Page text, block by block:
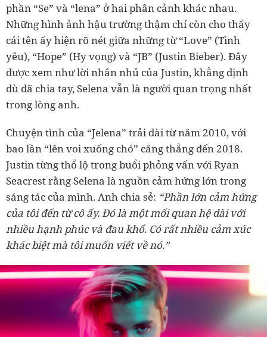
phần “Se” và “lena” ở hai phân cảnh khác nhau.
Những hình ảnh hậu trường thậm chí còn cho thấy
cái tên ấy hiện rõ nét giữa những từ “Love” (Tình
yêu), “Hope” (Hy vọng) và “JB” (Justin Bieber). Đây
được xem như lời nhắn nhủ của Justin, khẳng định
dù đã chia tay, Selena vẫn là người quan trọng nhất
trong lòng anh.
Chuyện tình của “Jelena” trải dài từ năm 2010, với
bao lần “lên voi xuống chó” căng thẳng đến 2018.
Justin từng thổ lộ trong buổi phỏng vấn với Ryan
Seacrest rằng Selena là nguồn cảm hứng lớn trong
sáng tác của mình. Anh chia sẻ: “Phần lớn cảm hứng
của tôi đến từ cô ấy. Đó là một mối quan hệ dài với
nhiều hạnh phúc và đau khổ. Có rất nhiều cảm xúc
khác biệt mà tôi muốn viết về nó.”